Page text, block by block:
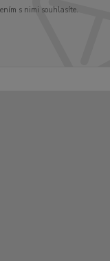
s nimi souhlasíte.